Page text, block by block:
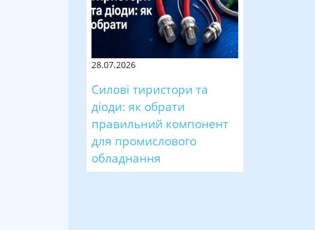
28.07.2026
Силові тиристори та
діоди: як обрати
правильний компонент
для промислового
обладнання